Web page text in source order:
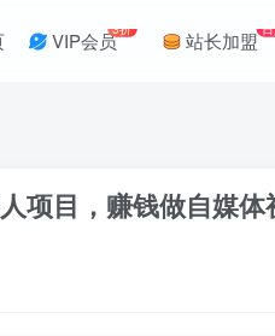
VIP会员3折 站长加盟
项目，赚钱做自媒